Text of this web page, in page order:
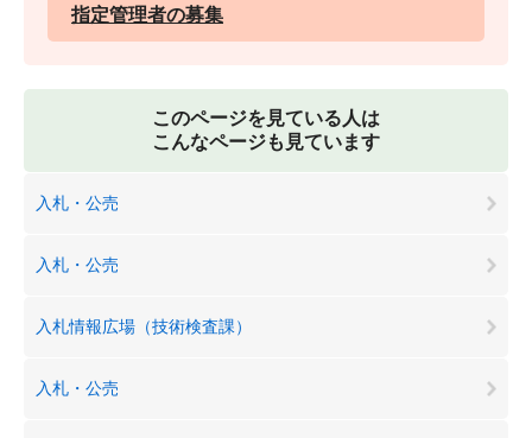
指定管理者の募集
このページを見ている人は
こんなページも見ています
入札・公売
入札・公売
入札情報広場（技術検査課）
入札・公売